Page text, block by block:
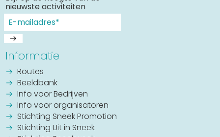
Uitgaan in Sneek
Overnachten in Sneek
Citygame Escapegame Sneek
Webcams
De leukste routes
Interactieve plattegrond van Sneek
Winkelen in Sneek
Bootverhuur
nieuwste activiteiten
Informatie
Routes
Beeldbank
Info voor Bedrijven
Info voor organisatoren
Stichting Sneek Promotion
Stichting Uit in Sneek